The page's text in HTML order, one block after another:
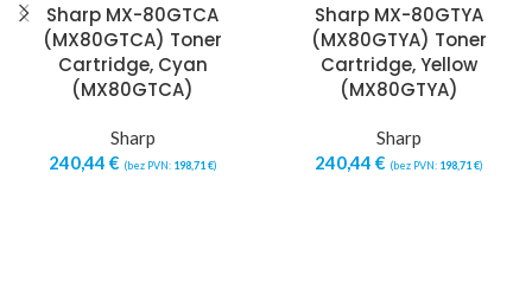
Sharp MX-80GTCA
(MX80GTCA) Toner
Cartridge, Cyan
(MX80GTCA)
Sharp
240,44 € (bez PVN: 198,71 €)
Sharp MX-80GTYA
(MX80GTYA) Toner
Cartridge, Yellow
(MX80GTYA)
Sharp
240,44 € (bez PVN: 198,71 €)